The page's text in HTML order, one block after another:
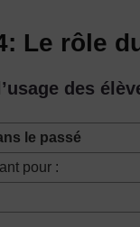
Le rôle
des
le passé
pour :